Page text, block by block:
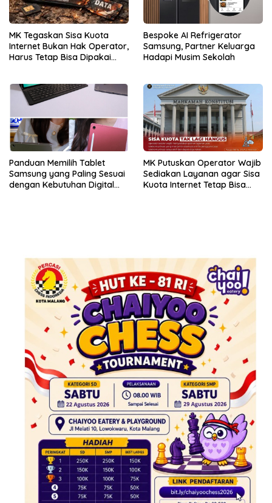
MK Tegaskan Sisa Kuota
Internet Bukan Hak Operator,
Harus Tetap Bisa Dipakai
Bespoke AI Refrigerator
Samsung, Partner Keluarga
Hadapi Musim Sekolah
Panduan Memilih Tablet
Samsung yang Paling Sesuai
dengan Kebutuhan Digital
MK Putuskan Operator Wajib
Sediakan Layanan agar Sisa
Kuota Internet Tetap Bisa